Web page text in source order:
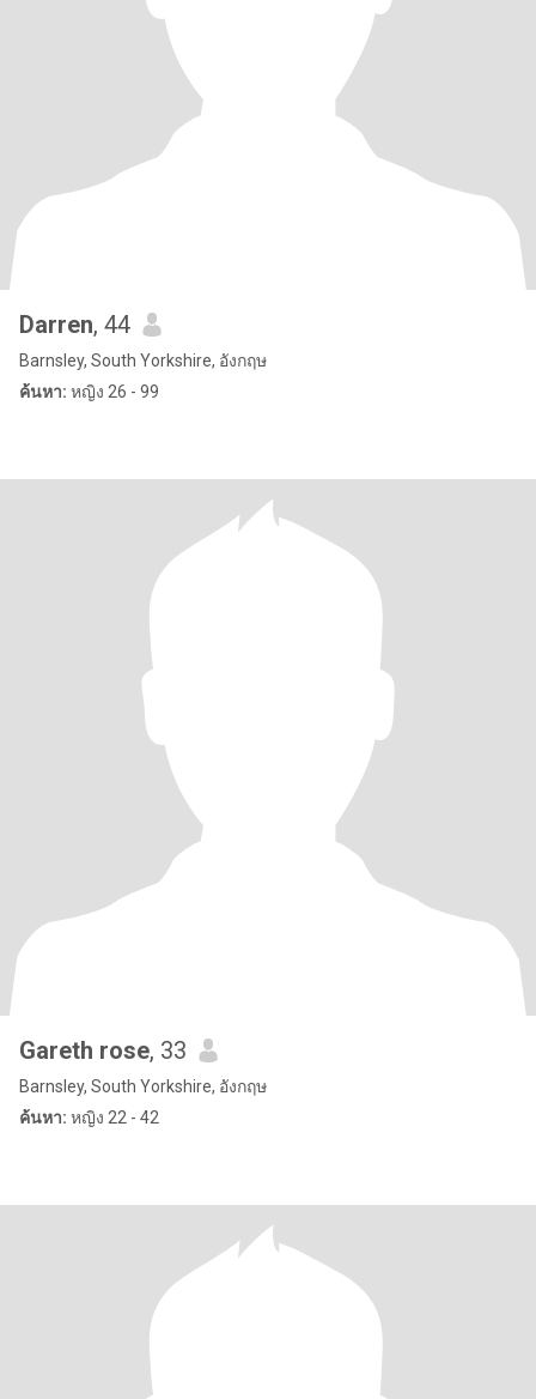
Darren, 44
Barnsley, South Yorkshire, อังกฤษ
ค้นหา: หญิง 26 - 99
Gareth rose, 33
Barnsley, South Yorkshire, อังกฤษ
ค้นหา: หญิง 22 - 42